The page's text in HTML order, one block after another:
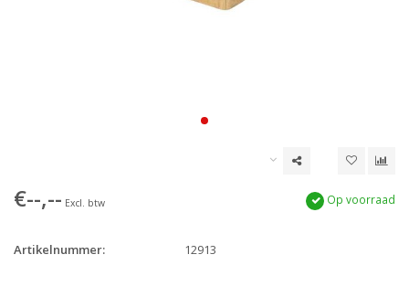
€--,-- Excl. btw Op voorraad
Artikelnummer: 12913